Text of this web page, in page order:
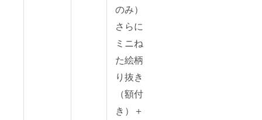
のみ）。
さらに、
ミニねぷ
た絵柄切
り抜き
（額付
き）＋子